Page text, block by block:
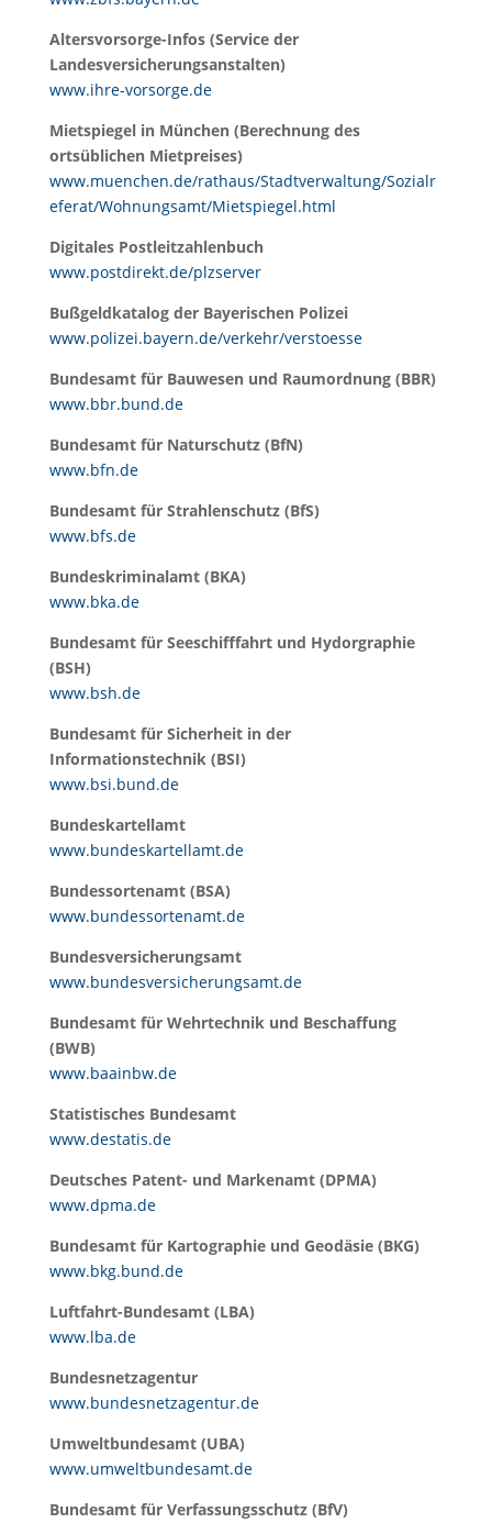
Altersvorsorge-Infos (Service der
Landesversicherungsanstalten)
www.ihre-vorsorge.de
Mietspiegel in München (Berechnung des
ortsüblichen Mietpreises)
www.muenchen.de/rathaus/Stadtverwaltung/Sozialr
eferat/Wohnungsamt/Mietspiegel.html
Digitales Postleitzahlenbuch
www.postdirekt.de/plzserver
Bußgeldkatalog der Bayerischen Polizei
www.polizei.bayern.de/verkehr/verstoesse
Bundesamt für Bauwesen und Raumordnung (BBR)
www.bbr.bund.de
Bundesamt für Naturschutz (BfN)
www.bfn.de
Bundesamt für Strahlenschutz (BfS)
www.bfs.de
Bundeskriminalamt (BKA)
www.bka.de
Bundesamt für Seeschifffahrt und Hydorgraphie
(BSH)
www.bsh.de
Bundesamt für Sicherheit in der
Informationstechnik (BSI)
www.bsi.bund.de
Bundeskartellamt
www.bundeskartellamt.de
Bundessortenamt (BSA)
www.bundessortenamt.de
Bundesversicherungsamt
www.bundesversicherungsamt.de
Bundesamt für Wehrtechnik und Beschaffung
(BWB)
www.baainbw.de
Statistisches Bundesamt
www.destatis.de
Deutsches Patent- und Markenamt (DPMA)
www.dpma.de
Bundesamt für Kartographie und Geodäsie (BKG)
www.bkg.bund.de
Luftfahrt-Bundesamt (LBA)
www.lba.de
Bundesnetzagentur
www.bundesnetzagentur.de
Umweltbundesamt (UBA)
www.umweltbundesamt.de
Bundesamt für Verfassungsschutz (BfV)